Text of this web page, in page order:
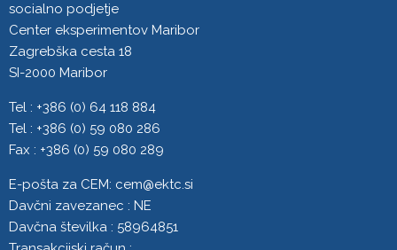
socialno podjetje
Center eksperimentov Maribor
Zagrebška cesta 18
SI-2000 Maribor
Tel : +386 (0) 64 118 884
Tel : +386 (0) 59 080 286
Fax : +386 (0) 59 080 289
E-pošta za CEM: cem@ektc.si
Davčni zavezanec : NE
Davčna številka : 58964851